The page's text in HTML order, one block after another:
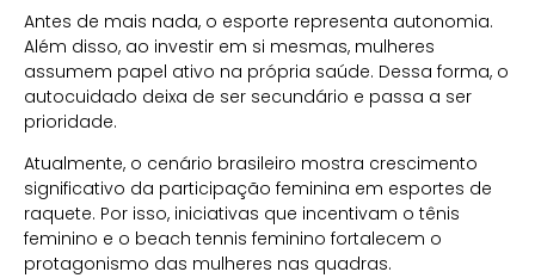
Antes de mais nada, o esporte representa autonomia.
Além disso, ao investir em si mesmas, mulheres
assumem papel ativo na própria saúde. Dessa forma, o
autocuidado deixa de ser secundário e passa a ser
prioridade.
Atualmente, o cenário brasileiro mostra crescimento
significativo da participação feminina em esportes de
raquete. Por isso, iniciativas que incentivam o tênis
feminino e o beach tennis feminino fortalecem o
protagonismo das mulheres nas quadras.